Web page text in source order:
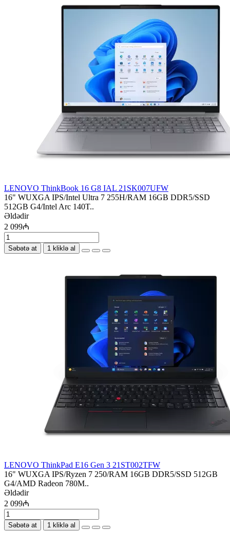
LENOVO ThinkBook 16 G8 IAL 21SK007UFW
16" WUXGA IPS/Intel Ultra 7 255H/RAM 16GB DDR5/SSD
512GB G4/Intel Arc 140T..
Əldədir
2 099₼
Səbətə at 1 kliklə al
LENOVO ThinkPad E16 Gen 3 21ST002TFW
16" WUXGA IPS/Ryzen 7 250/RAM 16GB DDR5/SSD 512GB
G4/AMD Radeon 780M..
Əldədir
2 099₼
Səbətə at 1 kliklə al